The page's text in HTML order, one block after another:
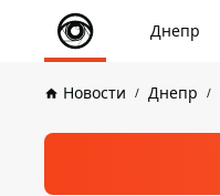
Днепр
Новости Днепр